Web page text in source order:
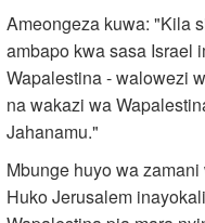
Ameongeza kuwa: "Kila
ambapo kwa sasa Israel
Wapalestina - walowezi
na wakazi wa
Jahanamu."
Mbunge huyo wa
Huko Jerusalem